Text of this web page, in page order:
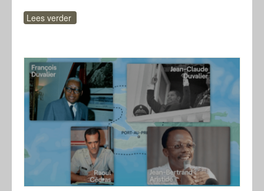
Lees verder